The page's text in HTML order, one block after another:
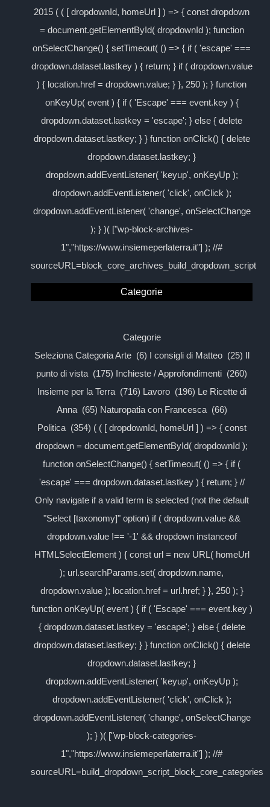
2015 ( ( [ dropdownId, homeUrl ] ) => { const dropdown
= document.getElementById( dropdownId ); function
onSelectChange() { setTimeout( () => { if ( 'escape' ===
dropdown.dataset.lastkey ) { return; } if ( dropdown.value
) { location.href = dropdown.value; } }, 250 ); } function
onKeyUp( event ) { if ( 'Escape' === event.key ) {
dropdown.dataset.lastkey = 'escape'; } else { delete
dropdown.dataset.lastkey; } } function onClick() { delete
dropdown.dataset.lastkey; }
dropdown.addEventListener( 'keyup', onKeyUp );
dropdown.addEventListener( 'click', onClick );
dropdown.addEventListener( 'change', onSelectChange
); } )( ["wp-block-archives-
1","https://www.insiemeperlaterra.it"] ); //#
sourceURL=block_core_archives_build_dropdown_script
Categorie
Categorie
Seleziona Categoria Arte (6) I consigli di Matteo (25) Il
punto di vista (175) Inchieste / Approfondimenti (260)
Insieme per la Terra (716) Lavoro (196) Le Ricette di
Anna (65) Naturopatia con Francesca (66)
Politica (354) ( ( [ dropdownId, homeUrl ] ) => { const
dropdown = document.getElementById( dropdownId );
function onSelectChange() { setTimeout( () => { if (
'escape' === dropdown.dataset.lastkey ) { return; } //
Only navigate if a valid term is selected (not the default
"Select [taxonomy]" option) if ( dropdown.value &&
dropdown.value !== '-1' && dropdown instanceof
HTMLSelectElement ) { const url = new URL( homeUrl
); url.searchParams.set( dropdown.name,
dropdown.value ); location.href = url.href; } }, 250 ); }
function onKeyUp( event ) { if ( 'Escape' === event.key )
{ dropdown.dataset.lastkey = 'escape'; } else { delete
dropdown.dataset.lastkey; } } function onClick() { delete
dropdown.dataset.lastkey; }
dropdown.addEventListener( 'keyup', onKeyUp );
dropdown.addEventListener( 'click', onClick );
dropdown.addEventListener( 'change', onSelectChange
); } )( ["wp-block-categories-
1","https://www.insiemeperlaterra.it"] ); //#
sourceURL=build_dropdown_script_block_core_categories